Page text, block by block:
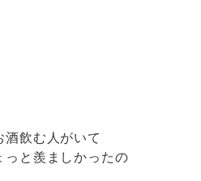
飲む人がいて
っと羨ましかったの